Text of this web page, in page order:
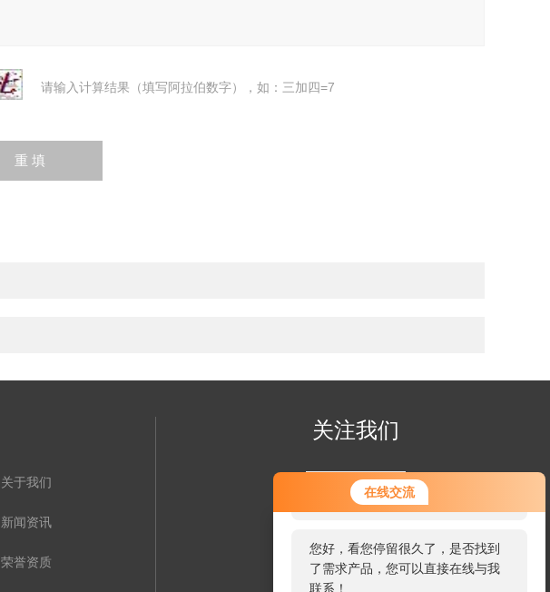
在线交流
您好！欢迎前来咨询，很高兴为您
服务，请问您要咨询什么问题呢？
您好，看您停留很久了，是否找到
了需求产品，您可以直接在线与我
联系！
请输入计算结果（填写阿拉伯数字），如：三加四=7
关于我们
新闻资讯
荣誉资质
关注我们